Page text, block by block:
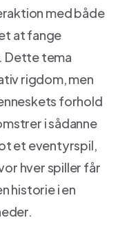
med både
at fange
Dette tema
rigdom, men
forhold
i sådanne
et eventyrspil,
hver spiller får
historie i en